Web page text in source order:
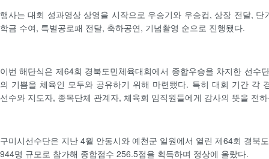
행사는 대회 성과영상 상영을 시작으로 우승기와 우승컵, 상장 전달, 단
학금 수여, 특별공로패 전달, 축하공연, 기념촬영 순으로 진행됐다.
이번 해단식은 제64회 경북도민체육대회에서 종합우승을 차지한 선수
의 기쁨을 체육인 모두와 공유하기 위해 마련됐다. 특히 대회 기간 각
선수와 지도자, 종목단체 관계자, 체육회 임직원들에게 감사의 뜻을 전
구미시선수단은 지난 4월 안동시와 예천군 일원에서 열린 제64회 경북
944명 규모로 참가해 종합점수 256.5점을 획득하며 정상에 올랐다.